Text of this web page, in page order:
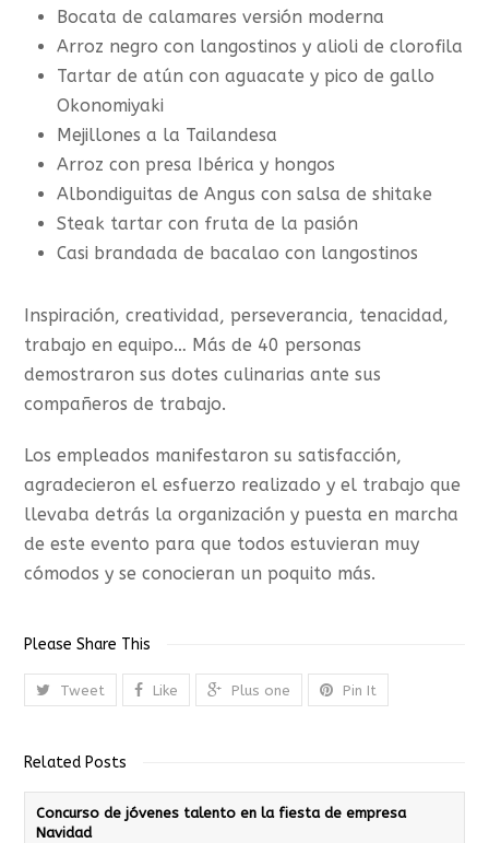
Bocata de calamares versión moderna
Arroz negro con langostinos y alioli de clorofila
Tartar de atún con aguacate y pico de gallo
Okonomiyaki
Mejillones a la Tailandesa
Arroz con presa Ibérica y hongos
Albondiguitas de Angus con salsa de shitake
Steak tartar con fruta de la pasión
Casi brandada de bacalao con langostinos
Inspiración, creatividad, perseverancia, tenacidad,
trabajo en equipo… Más de 40 personas
demostraron sus dotes culinarias ante sus
compañeros de trabajo.
Los empleados manifestaron su satisfacción,
agradecieron el esfuerzo realizado y el trabajo que
llevaba detrás la organización y puesta en marcha
de este evento para que todos estuvieran muy
cómodos y se conocieran un poquito más.
Please Share This
Tweet Like Plus one Pin It
Related Posts
Concurso de jóvenes talento en la fiesta de empresa
Navidad